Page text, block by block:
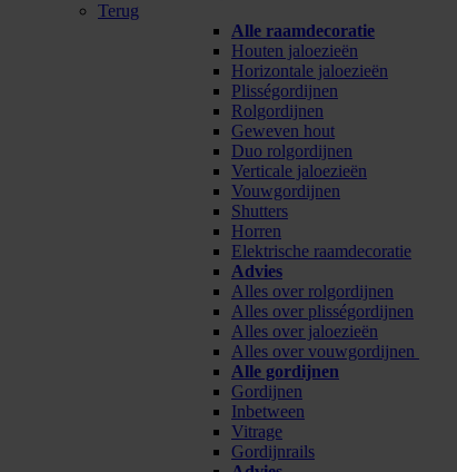
Terug
Alle raamdecoratie
Houten jaloezieën
Horizontale jaloezieën
Plisségordijnen
Rolgordijnen
Geweven hout
Duo rolgordijnen
Verticale jaloezieën
Vouwgordijnen
Shutters
Horren
Elektrische raamdecoratie
Advies
Alles over rolgordijnen
Alles over plisségordijnen
Alles over jaloezieën
Alles over vouwgordijnen
Alle gordijnen
Gordijnen
Inbetween
Vitrage
Gordijnrails